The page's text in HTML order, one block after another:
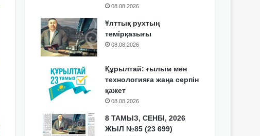
08.08.2026
Ұлттық рухтың
темірқазығы
08.08.2026
Құрылтай: ғылым мен
технологияға жаңа серпін
қажет
08.08.2026
8 ТАМЫЗ, СЕНБІ, 2026
ЖЫЛ №85 (23 699)